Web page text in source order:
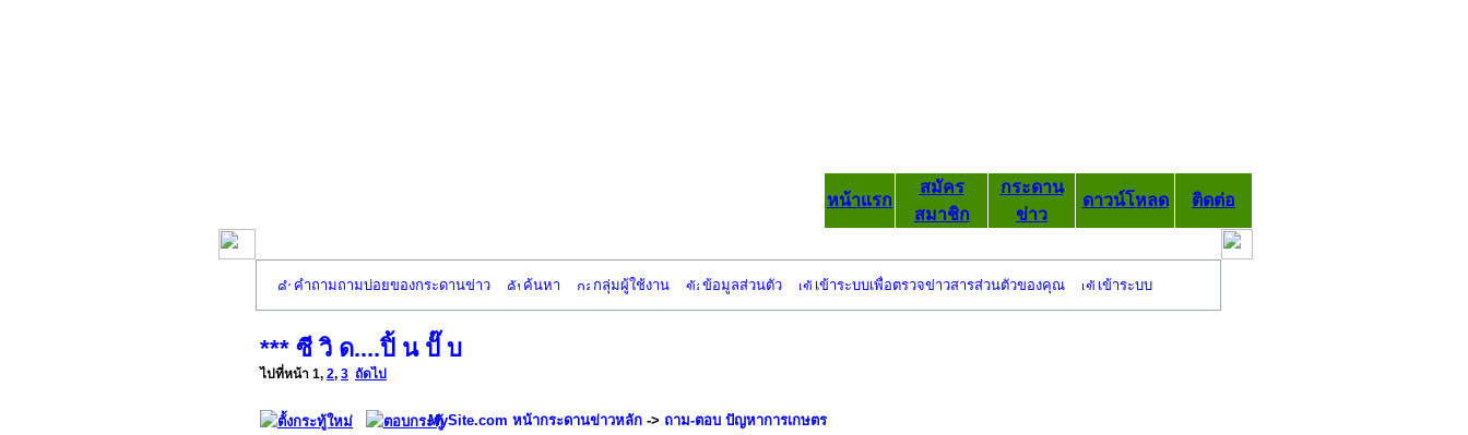
หน้าแรก
สมัคร
สมาชิก
กระดาน
ข่าว
ดาวน์โหลด ติดต่อ
คำถามถามบ่อยของกระดานข่าว ค้นหา กลุ่มผู้ใช้งาน ข้อมูลส่วนตัว เข้าระบบเพื่อตรวจข่าวสารส่วนตัวของคุณ เข้าระบบ
*** ซี วิ ด....ปิ้ น ปั๊ บ
ไปที่หน้า 1, 2, 3 ถัดไป
MySite.com หน้ากระดานข่าวหลัก -> ถาม-ตอบ ปัญหาการเกษตร